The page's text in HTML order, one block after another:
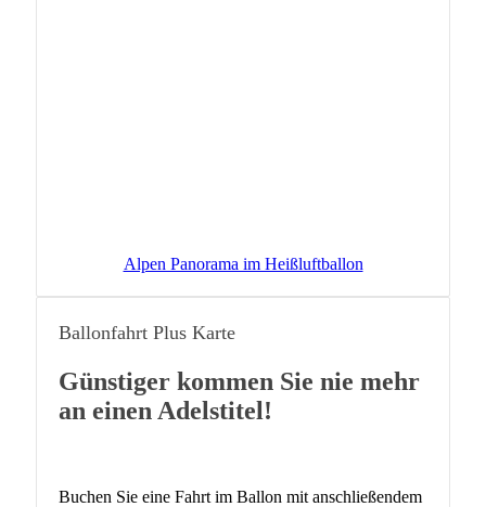
Alpen Panorama im Heißluftballon
Ballonfahrt Plus Karte
Günstiger kommen Sie nie mehr
an einen Adelstitel!
Buchen Sie eine Fahrt im Ballon mit anschließendem